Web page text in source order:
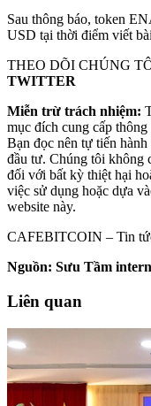
Sau thông báo, token
USD tại thời điểm viết
THEO DÕI CHÚNG
TWITTER
Miễn trừ trách nhiệm:
mục đích cung cấp
Bạn đọc nên tự tiến
đầu tư. Chúng tôi không
đối với bất kỳ thiệt hại
việc sử dụng hoặc dựa
website này.
CAFEBITCOIN – Tin
Nguồn: Sưu Tầm
Liên quan